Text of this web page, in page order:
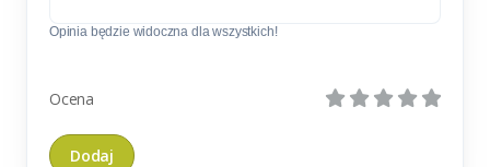
Opinia będzie widoczna dla wszystkich!
Ocena